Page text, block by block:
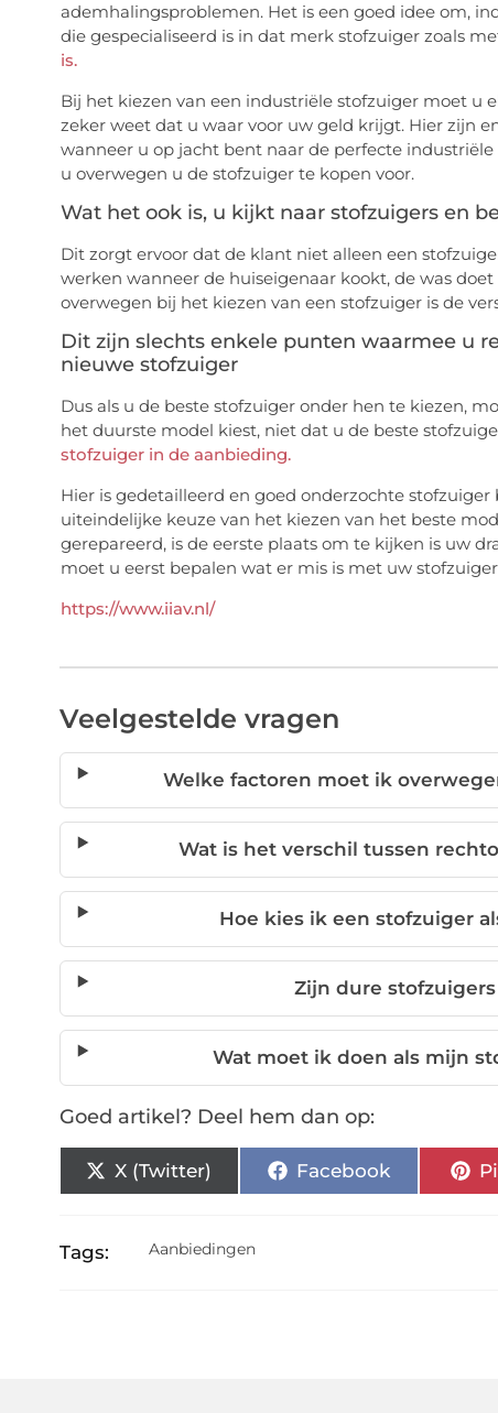
ademhalingsproblemen. Het is een goed idee om,
die gespecialiseerd is in dat merk stofzuiger zoals
is.
Bij het kiezen van een industriële stofzuiger moet u
zeker weet dat u waar voor uw geld krijgt. Hier zijn
wanneer u op jacht bent naar de perfecte
u overwegen u de stofzuiger te kopen voor.
Wat het ook is, u kijkt naar stofzuigers en
Dit zorgt ervoor dat de klant niet alleen een
werken wanneer de huiseigenaar kookt, de was
overwegen bij het kiezen van een stofzuiger is de
Dit zijn slechts enkele punten waarmee u
nieuwe stofzuiger
Dus als u de beste stofzuiger onder hen te kiezen,
het duurste model kiest, niet dat u de beste
stofzuiger in de aanbieding.
Hier is gedetailleerd en goed onderzochte
uiteindelijke keuze van het kiezen van het beste
gerepareerd, is de eerste plaats om te kijken is uw
moet u eerst bepalen wat er mis is met uw
https://www.iiav.nl/
Veelgestelde vragen
Welke factoren moet ik
Wat is het verschil tussen
Hoe kies ik een stofzuiger
Zijn dure
Wat moet ik doen als mijn
Goed artikel? Deel hem dan op:
X (Twitter) Facebook
Tags: Aanbiedingen